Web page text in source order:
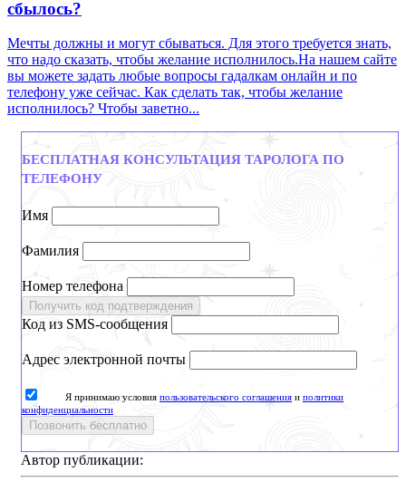
сбылось?
Мечты должны и могут сбываться. Для этого требуется знать,
что надо сказать, чтобы желание исполнилось.На нашем сайте
вы можете задать любые вопросы гадалкам онлайн и по
телефону уже сейчас. Как сделать так, чтобы желание
исполнилось? Чтобы заветно...
БЕСПЛАТНАЯ КОНСУЛЬТАЦИЯ ТАРОЛОГА ПО
ТЕЛЕФОНУ
Имя
Фамилия
Номер телефона
Получить код подтверждения
Код из SMS-сообщения
Адрес электронной почты
Я принимаю условия пользовательского соглашения и политики
конфиденциальности
Позвонить бесплатно
Автор публикации: